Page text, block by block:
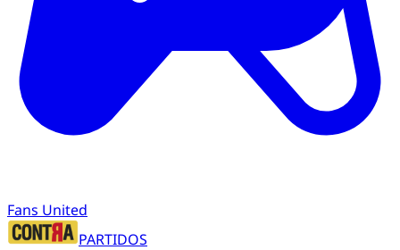
Fans United
PARTIDOS